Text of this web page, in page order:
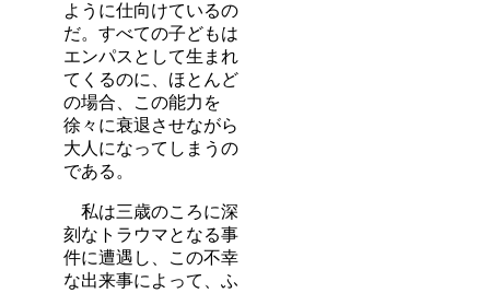
ように仕向けているの
だ。すべての子どもは
エンパスとして生まれ
てくるのに、ほとんど
の場合、この能力を
徐々に衰退させながら
大人になってしまうの
である。
私は三歳のころに深
刻なトラウマとなる事
件に遭遇し、この不幸
な出来事によって、ふ